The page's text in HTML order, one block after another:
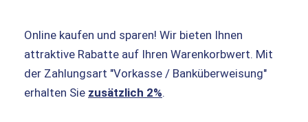
Online kaufen und sparen! Wir bieten Ihnen
attraktive Rabatte auf Ihren Warenkorbwert. Mit
der Zahlungsart "Vorkasse / Banküberweisung"
erhalten Sie zusätzlich 2%.